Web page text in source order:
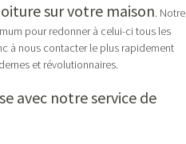
sur votre maison. Notre
pour redonner à celui-ci tous les
à nous contacter le plus rapidement
et révolutionnaires.
avec notre service de